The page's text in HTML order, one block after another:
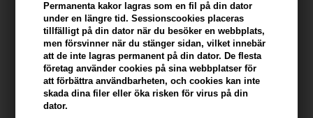
Permanenta kakor lagras som en fil på din dator
under en längre tid. Sessionscookies placeras
tillfälligt på din dator när du besöker en webbplats,
men försvinner när du stänger sidan, vilket innebär
att de inte lagras permanent på din dator. De flesta
företag använder cookies på sina webbplatser för
att förbättra användbarheten, och cookies kan inte
skada dina filer eller öka risken för virus på din
dator.
Varumärken»Beard Monkey Brand:Beard Monkey
200,00SEK
Enhetspris ved 2 185,00 SEK Spara 8%